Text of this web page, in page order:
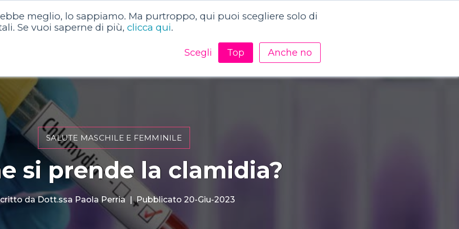
meglio, lo sappiamo. Ma purtroppo, qui puoi scegliere solo di
Se vuoi saperne di più, clicca qui.
Scegli Top Anche no
Dizionario della salute Articoli sulla salute Academy Risorse
SALUTE MASCHILE E FEMMINILE
si prende la clamidia?
da Dott.ssa Paola Perria|Pubblicato 20-Giu-2023